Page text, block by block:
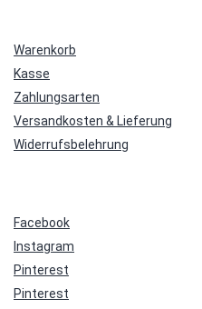
Warenkorb
Kasse
Zahlungsarten
Versandkosten & Lieferung
Widerrufsbelehrung
Facebook
Instagram
Pinterest
Pinterest